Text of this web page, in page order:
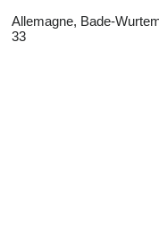
Allemagne, Bade-
33